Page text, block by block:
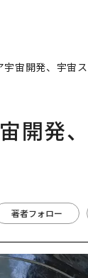
宙開発、宇宙
開発
著者フォロー